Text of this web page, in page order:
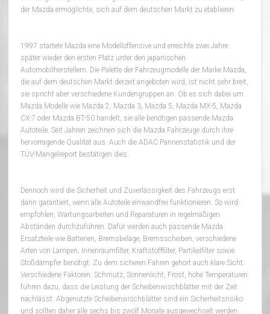
der Mazda ermöglichte, sich auf dem deutschen Markt zu etablieren.
1997 startete Mazda eine Modelloffensive und erreichte zwei Jahre
später wieder den ersten Platz unter den japanischen
Automobilherstellern. Die Palette der Fahrzeugmodelle der Marke Mazda,
die auf dem deutschen Markt derzeit angeboten wird, ist nicht sehr breit,
sie spricht aber verschiedene Kundengruppen an. Ob es sich dabei um
Mazda Modelle wie Mazda 2, Mazda 3, Mazda 5, Mazda MX-5, Mazda
CX-7 oder Mazda BT-50 handelt, sie alle benötigen passende Mazda
Autoteile. Seit Jahren zeichnen sich die Mazda Fahrzeuge durch ihre
hervorragende Qualität aus. Auch die ADAC Pannenstatistik und der
TÜV-Mängelreport bestätigen dies.
Dennoch wird die Sicherheit und Zuverlässigkeit des Fahrzeugs erst
dann garantiert, wenn alle Autoteile einwandfrei funktionieren. So wird
empfohlen, Wartungsarbeiten und Reparaturen in regelmäßigen
Abständen durchzuführen. Dafür werden auch passende Mazda
Ersatzteile wie Batterien, Bremsbeläge, Bremsscheiben, verschiedene
Arten von Lampen, Innenraumfilter, Kraftstofffilter, Partikelfilter sowie
Stoßdämpfer benötigt. Zu dem sicheren Fahren gehört auch klare Sicht.
Verschiedene Faktoren: Schmutz, Sonnenlicht, Frost, hohe Temperaturen
führen dazu, dass die Leistung der Scheibenwischblätter mit der Zeit
nachlässt. Abgenutzte Scheibenwischblätter sind ein Sicherheitsrisiko
und sollten daher alle sechs bis zwölf Monate ausgewechselt werden.